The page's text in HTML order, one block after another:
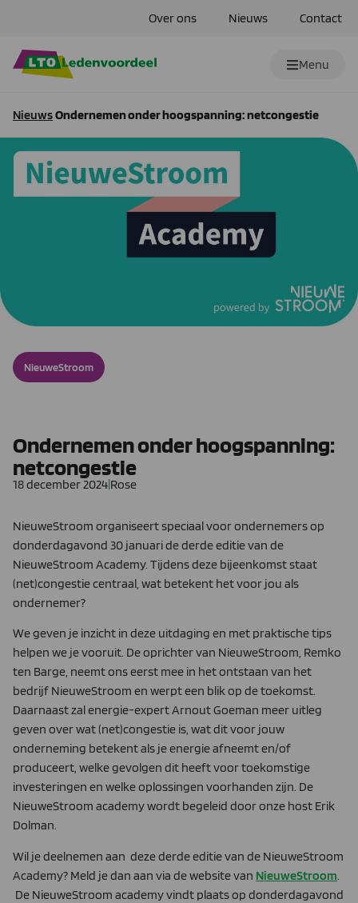
Over ons Nieuws Contact
Menu
NieuwsOndernemen onder hoogspanning: netcongestie
NieuweStroom
Ondernemen onder hoogspanning:
netcongestie
18 december 2024|Rose
NieuweStroom organiseert speciaal voor ondernemers op
donderdagavond 30 januari de derde editie van de
NieuweStroom Academy. Tijdens deze bijeenkomst staat
(net)congestie centraal, wat betekent het voor jou als
ondernemer?
We geven je inzicht in deze uitdaging en met praktische tips
helpen we je vooruit. De oprichter van NieuweStroom, Remko
ten Barge, neemt ons eerst mee in het ontstaan van het
bedrijf NieuweStroom en werpt een blik op de toekomst.
Daarnaast zal energie-expert Arnout Goeman meer uitleg
geven over wat (net)congestie is, wat dit voor jouw
onderneming betekent als je energie afneemt en/of
produceert, welke gevolgen dit heeft voor toekomstige
investeringen en welke oplossingen voorhanden zijn. De
NieuweStroom academy wordt begeleid door onze host Erik
Dolman.
Wil je deelnemen aan deze derde editie van de NieuweStroom
Academy? Meld je dan aan via de website van NieuweStroom.
De NieuweStroom academy vindt plaats op donderdagavond